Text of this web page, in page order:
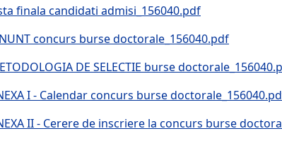
finala candidati admisi_156040.pdf
concurs burse doctorale_156040.pdf
DE SELECTIE burse
I - Calendar concurs burse
II - Cerere de inscriere la concurs burse